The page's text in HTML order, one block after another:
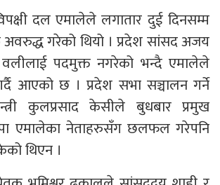
दल एमालेले लगातार दुई दिनसम्म
गरेको थियो । प्रदेश सांसद अजय
पदमुक्त नगरेको भन्दै एमालेले
आएको छ । प्रदेश सभा सञ्चालन गर्ने
कुलप्रसाद केसीले बुधबार प्रमुख
एमालेका नेताहरुसँग छलफल गरेपनि
थिएन ।